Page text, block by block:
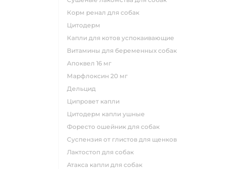
корм ренал для собак
цитодерм
капли для котов успокаивающие
витамины для беременных собак
апоквел 16 мг
марфлоксин 20 мг
дельцид
ципровет капли
цитодерм капли ушные
форесто ошейник для собак
суспензия от глистов для щенков
лактостоп для собак
атакса капли для собак